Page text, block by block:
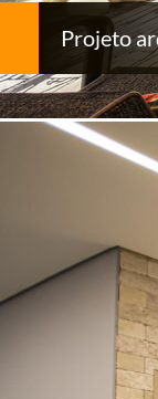
Projeto